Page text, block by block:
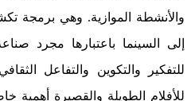
والأنشطة الموازية. وهي برمجة
إلى السينما باعتبارها مجرد
للتفكير والتكوين والتفاعل
للأفلام الطويلة والقصيرة أهمية